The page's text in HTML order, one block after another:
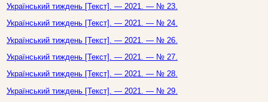
Український тиждень [Текст]. — 2021. — № 23.
Український тиждень [Текст]. — 2021. — № 24.
Український тиждень [Текст]. — 2021. — № 26.
Український тиждень [Текст]. — 2021. — № 27.
Український тиждень [Текст]. — 2021. — № 28.
Український тиждень [Текст]. — 2021. — № 29.